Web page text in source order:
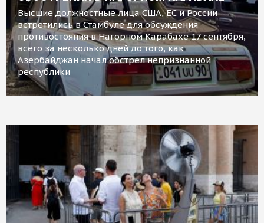
Высшие должностные лица США, ЕС и России
встретились в Стамбуле для обсуждения
противостояния в Нагорном Карабахе 17 сентября,
всего за несколько дней до того, как
Азербайджан начал обстрел непризнанной
республики